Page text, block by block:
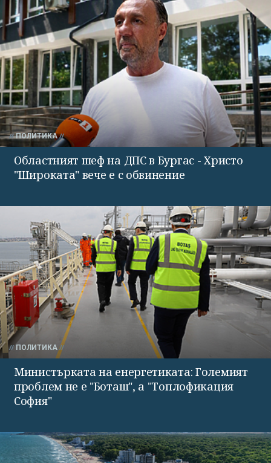
ПОЛИТИКА
Областният шеф на ДПС в Бургас - Христо
"Широката" вече е с обвинение
ПОЛИТИКА
Министърката на енергетиката: Големият
проблем не е "Боташ", а "Топлофикация
София"